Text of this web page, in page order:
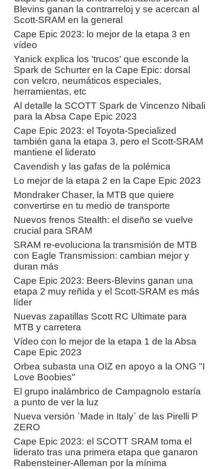
Blevins ganan la contrarreloj y se acercan al
Scott-SRAM en la general
Cape Epic 2023: lo mejor de la etapa 3 en
vídeo
Yanick explica los 'trucos' que esconde la
Spark de Schurter en la Cape Epic: dorsal
con velcro, neumáticos especiales,
herramientas, etc
Al detalle la SCOTT Spark de Vincenzo Nibali
para la Absa Cape Epic 2023
Cape Epic 2023: el Toyota-Specialized
también gana la etapa 3, pero el Scott-SRAM
mantiene el liderato
Cavendish y las gafas de la polémica
Lo mejor de la etapa 2 en la Cape Epic 2023
Mondraker Chaser, la MTB que quiere
convertirse en tu medio de transporte
Nuevos frenos Stealth: el diseño se vuelve
crucial para SRAM
SRAM re-evoluciona la transmisión de MTB
con Eagle Transmission: cambian mejor y
duran más
Cape Epic 2023: Beers-Blevins ganan una
etapa 2 muy reñida y el Scott-SRAM es más
líder
Nuevas zapatillas Scott RC Ultimate para
MTB y carretera
Vídeo con lo mejor de la etapa 1 de la Absa
Cape Epic 2023
Orbea subasta una OIZ en apoyo a la ONG "I
Love Boobies"
El grupo inalámbrico de Campagnolo estaría
a punto de ver la luz
Nueva versión `Made in Italy´ de las Pirelli P
ZERO
Cape Epic 2023: el SCOTT SRAM toma el
liderato tras una primera etapa que ganaron
Rabensteiner-Alleman por la mínima